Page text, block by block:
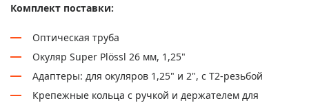
Комплект поставки:
Оптическая труба
Окуляр Super Plössl 26 мм, 1,25"
Адаптеры: для окуляров 1,25" и 2", с T2-резьбой
Крепежные кольца с ручкой и держателем для